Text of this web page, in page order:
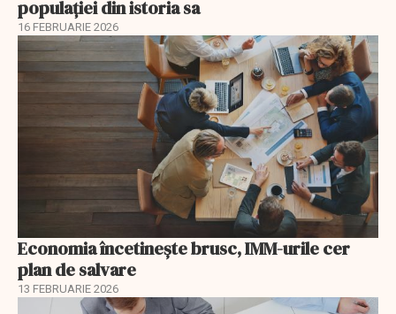
populației din istoria sa
16 FEBRUARIE 2026
Economia încetinește brusc, IMM-urile cer
plan de salvare
13 FEBRUARIE 2026